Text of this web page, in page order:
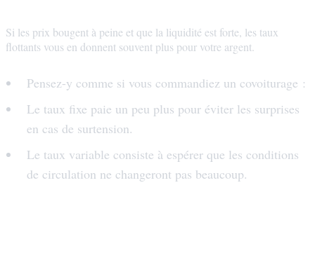
Si les prix bougent à peine et que la liquidité est forte, les taux
flottants vous en donnent souvent plus pour votre argent.
Pensez-y comme si vous commandiez un covoiturage :
Le taux fixe paie un peu plus pour éviter les surprises
en cas de surtension.
Le taux variable consiste à espérer que les conditions
de circulation ne changeront pas beaucoup.